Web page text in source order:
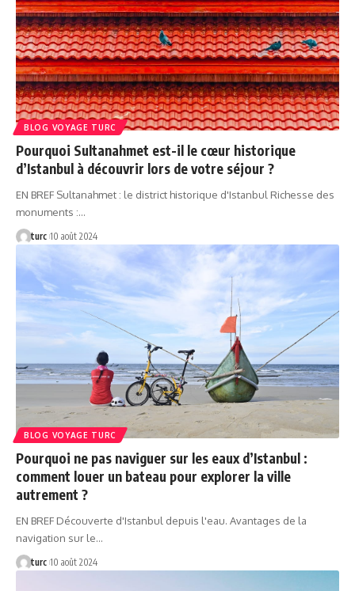
BLOG VOYAGE TURC
Pourquoi Sultanahmet est-il le cœur historique
d’Istanbul à découvrir lors de votre séjour ?
EN BREF Sultanahmet : le district historique d'Istanbul Richesse des
monuments :…
turc 10 août 2024
BLOG VOYAGE TURC
Pourquoi ne pas naviguer sur les eaux d’Istanbul :
comment louer un bateau pour explorer la ville
autrement ?
EN BREF Découverte d'Istanbul depuis l'eau. Avantages de la
navigation sur le…
turc 10 août 2024